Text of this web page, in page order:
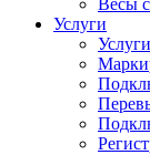
Весы
Услуги